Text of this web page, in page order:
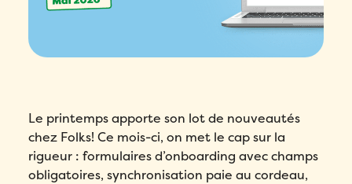
Le printemps apporte son lot de nouveautés
chez Folks! Ce mois-ci, on met le cap sur la
rigueur : formulaires d’onboarding avec champs
obligatoires, synchronisation paie au cordeau,